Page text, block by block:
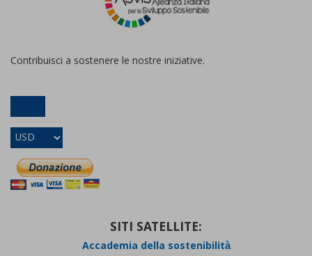
Contribuisci a sostenere le nostre iniziative.
SITI SATELLITE:
Accademia della sostenibilità